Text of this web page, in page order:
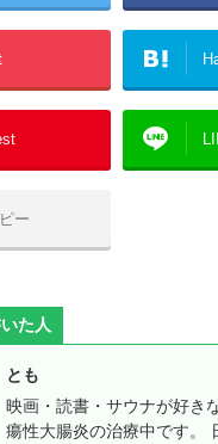
ー
た人
とも
映画・読書・サウナが好き
瘍性大腸炎の治療中です。